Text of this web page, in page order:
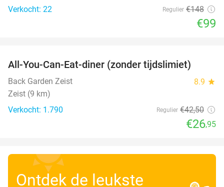
Verkocht: 22
Regulier €148
€99
All-You-Can-Eat-diner (zonder tijdslimiet)
Back Garden Zeist 8.9 star
Zeist (9 km)
Verkocht: 1.790
Regulier €42,50
€26,95
Ontdek de leukste